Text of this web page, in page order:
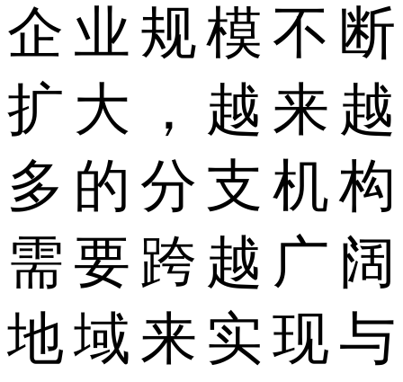
企业规模不断
扩大，越来越
多的分支机构
需要跨越广阔
地域来实现与